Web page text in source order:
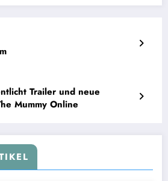
Trailer und neue
Mummy Online